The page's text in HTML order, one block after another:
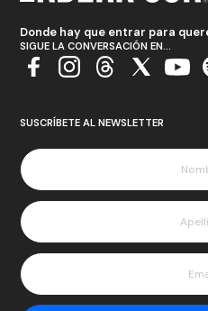
Donde hay que entrar para
SIGUE LA CONVERSACIÓN EN...
SUSCRÍBETE AL NEWSLETTER